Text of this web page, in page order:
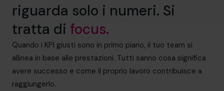
riguarda solo i numeri. Si
tratta di focus.
Quando i KPI giusti sono in primo piano, il tuo team si
allinea in base alle prestazioni. Tutti sanno cosa significa
avere successo e come il proprio lavoro contribuisce a
raggiungerlo.